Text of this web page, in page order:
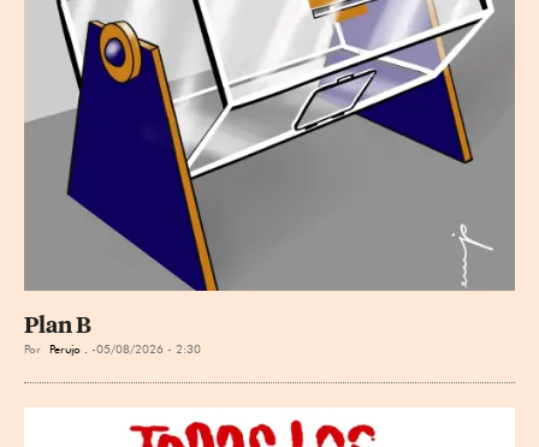
Plan B
Por Perujo . 05/08/2026 - 2:30